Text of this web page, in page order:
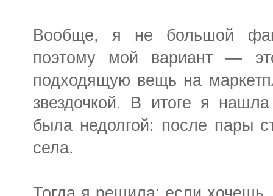
Вообще, я не большой
поэтому мой вариант —
подходящую вещь на
звездочкой. В итоге я
была недолгой: после пары
села.